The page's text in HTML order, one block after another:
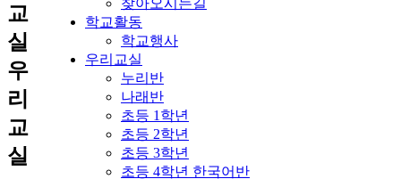
찾아오시는길
학교활동
학교행사
우리교실
누리반
나래반
초등 1학년
초등 2학년
초등 3학년
초등 4학년 한국어반
교
실
우
리
교
실